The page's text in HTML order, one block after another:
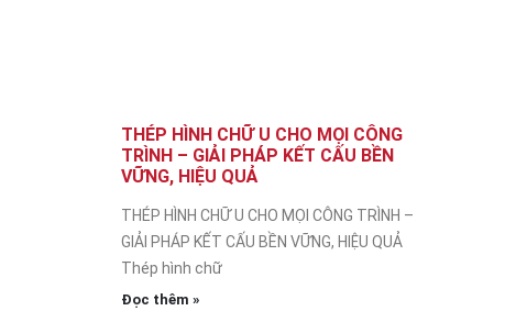
THÉP HÌNH CHỮ U CHO MỌI CÔNG
TRÌNH – GIẢI PHÁP KẾT CẤU BỀN
VỮNG, HIỆU QUẢ
THÉP HÌNH CHỮ U CHO MỌI CÔNG TRÌNH –
GIẢI PHÁP KẾT CẤU BỀN VỮNG, HIỆU QUẢ
Thép hình chữ
Đọc thêm »